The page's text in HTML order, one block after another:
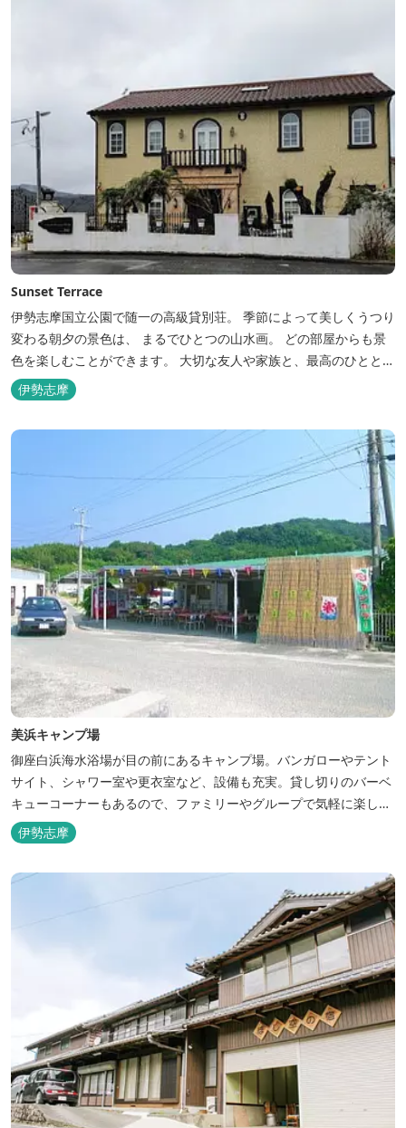
Sunset Terrace
伊勢志摩国立公園で随一の高級貸別荘。 季節によって美しくうつり
変わる朝夕の景色は、 まるでひとつの山水画。 どの部屋からも景
色を楽しむことができます。 大切な友人や家族と、最高のひととき
を。 1日1組限定とさせていただいております。 完全にプライベー
トでご利用いただけます。
伊勢志摩
美浜キャンプ場
御座白浜海水浴場が目の前にあるキャンプ場。バンガローやテント
サイト、シャワー室や更衣室など、設備も充実。貸し切りのバーベ
キューコーナーもあるので、ファミリーやグループで気軽に楽しむ
ことができます。
伊勢志摩